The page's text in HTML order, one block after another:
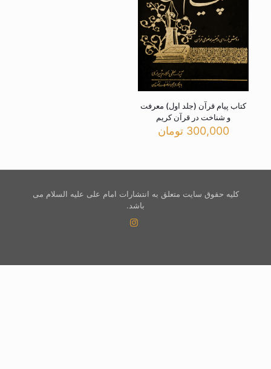
کتاب پیام قرآن (جلد اول) معرفت
و شناخت در قرآن کریم
300,000 تومان
کلیه حقوق سایت متعلق به انتشارات امام علی علیه السلام می
باشد.